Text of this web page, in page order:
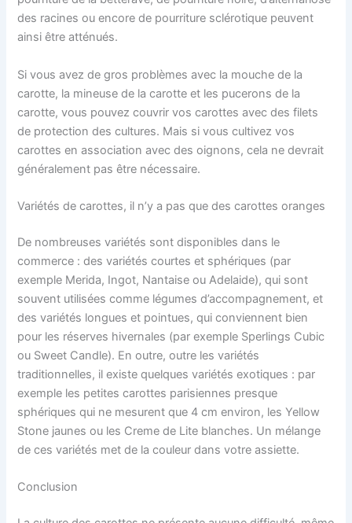
des racines ou encore de pourriture sclérotique peuvent
ainsi être atténués.
Si vous avez de gros problèmes avec la mouche de la
carotte, la mineuse de la carotte et les pucerons de la
carotte, vous pouvez couvrir vos carottes avec des filets
de protection des cultures. Mais si vous cultivez vos
carottes en association avec des oignons, cela ne devrait
généralement pas être nécessaire.
Variétés de carottes, il n’y a pas que des carottes oranges
De nombreuses variétés sont disponibles dans le
commerce : des variétés courtes et sphériques (par
exemple Merida, Ingot, Nantaise ou Adelaide), qui sont
souvent utilisées comme légumes d’accompagnement, et
des variétés longues et pointues, qui conviennent bien
pour les réserves hivernales (par exemple Sperlings Cubic
ou Sweet Candle). En outre, outre les variétés
traditionnelles, il existe quelques variétés exotiques : par
exemple les petites carottes parisiennes presque
sphériques qui ne mesurent que 4 cm environ, les Yellow
Stone jaunes ou les Creme de Lite blanches. Un mélange
de ces variétés met de la couleur dans votre assiette.
Conclusion